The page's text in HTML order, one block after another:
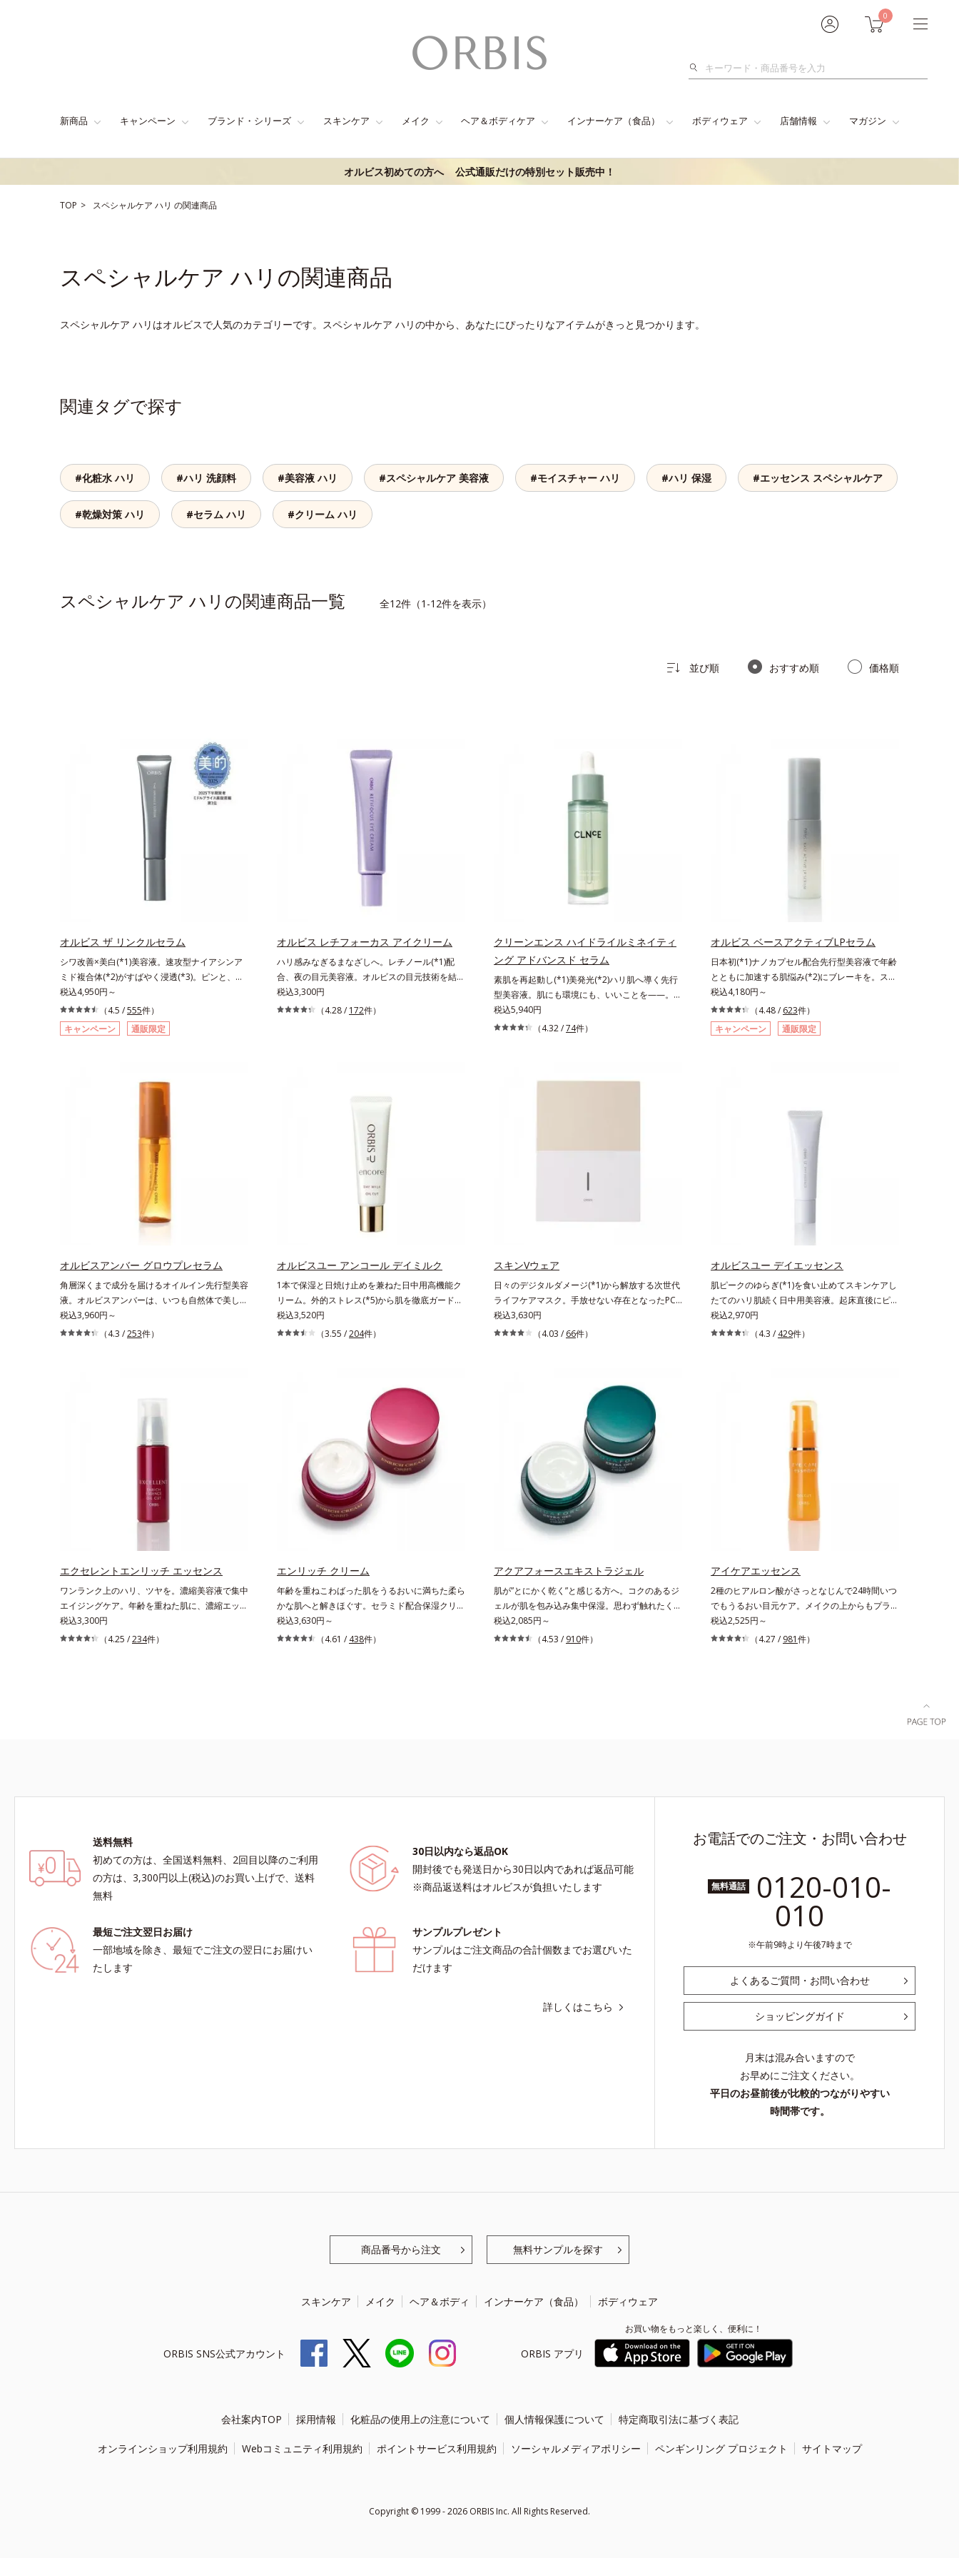
0
検
新商品 キャンペーン ブランド・シリーズ スキンケア メイク ヘア＆ボディケア インナーケア（食品） ボディウェア 店舗情報 マガジン
オルビス初めての方へ 公式通販だけの特別セット販売中！
TOP スペシャルケア ハリ の関連商品
スペシャルケア ハリの関連商品
スペシャルケア ハリはオルビスで人気のカテゴリーです。スペシャルケア ハリの中から、あなたにぴったりなアイテムがきっと見つかります。
関連タグで探す
#化粧水 ハリ #ハリ 洗顔料 #美容液 ハリ #スペシャルケア 美容液 #モイスチャー ハリ #ハリ 保湿 #エッセンス スペシャルケア
#乾燥対策 ハリ #セラム ハリ #クリーム ハリ
スペシャルケア ハリの関連商品一覧 全12件（1-12件を表示）
並び順 おすすめ順 価格順
オルビス ザ リンクルセラム
シワ改善×美白(*1)美容液。速攻型ナイアシンア
ミド複合体(*2)がすばやく浸透(*3)。ピンと、パ
ッと。大人の肌にハリ感を。シワ改善×美白(*1)
美容液。ポーラ化成 研究所の独自研究で見出し
た、速攻型ナイアシンアミド複合体(*2)と浸透サ
ポート成分(*4)を配合。シワ改善・美白の有効成
く届けます。真皮のコラーゲン産生を促進し、年
透型ハリ保湿成分(*6)で大人肌にハリ感をプラ
ス。するっと伸び広がるテクスチャーで、"顔全
体にご使用いただける設計"。見えているシワは
もちろん、自分では気づきにくい死角のシワの改
善にも効果を発揮します。*1 メラニンの生成を
抑え、シミ・ソバカスを防ぐ*2 ナイアシンアミ
ド（有効成分）、水添大豆リン脂質、フィトステ
K石けん素地、ホホバアルコール、トリステアリ
おける自社従来品処方との比較*6 ドクダミエキ
ス、シクロヘキサンジカルボン酸ビスエトキシジ
グリコール（保湿）＜使用量目安＞パール1粒程
度＜ご使用ステップ＞洗顔料 ⇒ 化粧水 ⇒ ザ リ
税込4,950円～
（4.5 /555件）
キャンペーン
通販限定
オルビス レチフォーカス アイクリーム
ハリ感みなぎるまなざしへ。レチノール(*1)配
合、夜の目元美容液。オルビスの目元技術を結集
し、ハリ感みなぎるまなざしへ。レチノール(*1)
配合の目元美容液です。目元悩みをマルチにケア
(*4)。夜のスキンケアの最後にプラスすることで
乾燥による小ジワを目立たなくし、ハリ感みなぎ
る目元を目指します。*1 レチノール配合＝保湿
成分*2 パルミトイルトリペプチド－5配合＝保湿
成分*3 ラウロイルグルタミン酸ジ（フィトステ
リル/オクチルドデシル）配合＝保湿成分*4 角層
税込3,300円
（4.28 / 172件）
クリーンエンス ハイドライルミネイティ
ング アドバンスド セラム
素肌を再起動し(*1)美発光(*2)ハリ肌へ導く先行
型美容液。肌にも環境にも、いいことを——。
「CLEANENCE（クリーンエンス）」が目指すの
は、まっさらな素肌と地球へのやさしさ。間引き
めるような加工を行う）」。不要とされるものを
税込5,940円
（4.32 /74件）
オルビス ベースアクティブLPセラム
日本初(*1)ナノカプセル配合先行型美容液で年齢
とともに加速する肌悩み(*2)にブレーキを。スキ
ンケアの打ち止め感に。年齢とともに加速する肌
悩み(*2)にブレーキをかけ、化粧水前の土台(*3)
づくりで、うるおいに満ち満ちた内側から弾むよ
うなハリ肌へ。化粧水は二度塗りしないと不
なじみやすい構造(*4)。内包した美容成分(*5)の
浸透をサポートし、角層すみずみをうるおいで満
たします。さらに“うるおいの通り道”を作って化
粧水のなじみ感をUP。化粧水前に使うことで、
普段の化粧水の手ごたえをより実感できる、しっ
とり整った肌状態へ。化粧水前に2プッシュ使う
だけで、うるおいのすき間にぐんぐん入り込み、
キス、ユズ果実エキス、水添レシチン、フィトス
テロールズ、（Ｃ１２－２０）アルキルグルコシ
ベースによる当社調べ）*2 うるおい不足など
*3 お手入れのファーストステップのこと*4
細胞間脂質に類似した構造*5 保湿成分
税込4,180円～
（4.48 / 623件）
キャンペーン
通販限定
オルビスアンバー グロウプレセラム
角層深くまで成分を届けるオイルイン先行型美容
液。オルビスアンバーは、いつも⾃然体で美しく
ありたいと願う⼤⼈世代に寄り添うブランドで
す。年齢印象研究に基づいた肌サイエンスで、複
オイルイン先⾏型美容液「オルビスアンバー グ
ロウプレセラム」は、オイル成分(*2)が肌に素早
透。ADセラミドミックスが肌をすこやかに整
ぐに使うことで、あとのオールインワンクリーム
の肌なじみを高め、うるおいとツヤのある肌を叶
えます。*1 肌にハリを与え若々しい印象*2
スクワラン、トリ（カプリル酸／カプリン酸）グ
税込3,960円～
（4.3 /253件）
オルビスユー アンコール デイミルク
1本で保湿と日焼け止めを兼ねた日中用高機能ク
リーム。外的ストレス(*5)から肌を徹底ガード。
諦めかけていたハリ不足、うるおい低下に先端科
学ケア(*1)でアプローチするエイジングケア(*2)
ラインなど、年齢を重ねるにつれハリ不足、うる
おい低下を感じやすい部位に働きかけ、ハリ感の
ある肌へ導きます。さらに、水でも油でもない第
3の成分、even wateroil（イーブンワテロイル）
を配合することにより、水でも油でも実現できな
かった、“濃密なうるおい感”と“ベタつかない”、
相反する2つの感触の両立に成功。ごわつく年齢
肌を柔肌に整え、未体験の肌感触を叶えます。
*1 保湿*2 年齢に応じたお手入れ *3 D.N.A.＝
Daily New Approach*4 HSP含有酵母エキス＝保
税込3,520円
（3.55 /204件）
スキンVウェア
日々のデジタルダメージ(*1)から解放する次世代
ライフケアマスク。手放せない存在となったPC
やスマートフォンなどのデジタルデバイス。現代
人のライフスタイルでは、1日（平日）になんと
が引き起こされ、肌のバリア機能が低下してしま
います。また、肌のハリ感が失われてしまう原因
にもなります。そこでオルビスはデジタルダメー
ジの根本原因に着目。「デバイスダメージ(*1)ク
リアエキス(*3)」を配合し、ブルーライトを浴び
ても揺らぎにくい肌へ整えます。また、スターフ
ルーツ葉エキス(*4)、ヘスベリジン(*5)配合で、
ほうれい線やフェイスラインにアプローチ。さら
に月桃葉エキス(*6)配合で肌のハリUPを目指し
ます。マスクシートにもこだわりました。引き上
げるのに最適なオルビスオリジナル形状のV字ア
ア(*7)。ストレッチ性の高いシートが肌にピタッ
と密着し、むくみにアプローチ(*7)します。新発
想(*8)のスキンVウェアで、日々のデジタルダメ
ージから解放。デバイスとの新しい付き合い方
の乱れ*2 2019年9月実施 グループインタビュー
税込3,630円
（4.03 / 66件）
オルビスユー デイエッセンス
肌ピークのゆらぎ(*1)を食い止めてスキンケアし
たてのハリ肌続く日中用美容液。起床直後にピー
クを迎え、夕方から夜にかけて徐々にダウンする
ハリのバイオリズムに着目した、オルビスユーシ
ットする成分を配合しており、外的刺激から肌を
守ります。肌の内側(*2)と外側、両方からのWア
プローチでゆらぎ(*1)を食い止め、夕方にかけて
ダウンしていくハリの低下を予防。朝の“ピーク
肌”が長時間続きます。UVカット効果と肌をトー
スキンケアにぴったり。オイルカットでベタつか
ないので、すぐにメイクが始められます。*1 乾
燥など *2 角層内 *3 ちり・ほこり等 *4 メイク
税込2,970円
（4.3 / 429件）
エクセレントエンリッチ エッセンス
ワンランク上のハリ、ツヤを。濃縮美容液で集中
エイジングケア。年齢を重ねた肌に、濃縮エッセ
ンスがさらにワンランク上のエイジングケア(*)
を。ハリ、ツヤを集中ケアする保湿成分・ローヤ
税込3,300円
（4.25 /234件）
エンリッチ クリーム
年齢を重ねこわばった肌をうるおいに満ちた柔ら
かな肌へと解きほぐす。セラミド配合保湿クリー
ム。うるおい続く柔らかな肌へ整える、エイジン
グケア(*1)保湿クリームです。塗っても塗っても
導きます。*1 年齢に応じたお手入れ*2 加水分解
税込3,630円～
（4.61 / 438件）
アクアフォースエキストラジェル
肌が”とにかく乾く”と感じる方へ。コクのあるジ
ェルが肌を包み込み集中保湿。思わず触れたくな
るような弾力のあるもち肌へ。毎日当たり前のよ
うに繰り返しているスキンケア。「バッチリうる
税込2,085円～
（4.53 / 910件）
アイケアエッセンス
2種のヒアルロン酸がさっとなじんで24時間いつ
でもうるおい目元ケア。メイクの上からもプラス
オンOK。「目元がカサつく、ハリがない、疲れ
て見える・・・」目元を見てドキッとした事はあ
めです。
税込2,525円～
（4.27 / 981件）
送料無料
初めての方は、全国送料無料、2回目以降のご利用
の方は、3,300円以上(税込)のお買い上げで、送料
無料
30日以内なら返品OK
開封後でも発送日から30日以内であれば返品可能
※商品返送料はオルビスが負担いたします
最短ご注文翌日お届け
一部地域を除き、最短でご注文の翌日にお届けい
たします
サンプルプレゼント
サンプルはご注文商品の合計個数までお選びいた
だけます
詳しくはこちら
お電話でのご注文・お問い合わせ
無料通話 0120-010-
010
午前9時より午後7時まで
よくあるご質問・お問い合わせ
ショッピングガイド
月末は混み合いますので
お早めにご注文ください。
平日のお昼前後が比較的つながりやすい
時間帯です。
商品番号から注文 無料サンプルを探す
スキンケア メイク ヘア＆ボディ インナーケア（食品） ボディウェア
ORBIS SNS公式アカウント ORBIS アプリ
お買い物をもっと楽しく、便利に！
会社案内TOP 採用情報 化粧品の使用上の注意について 個人情報保護について 特定商取引法に基づく表記
オンラインショップ利用規約 Webコミュニティ利用規約 ポイントサービス利用規約 ソーシャルメディアポリシー ペンギンリング プロジェクト サイトマップ
Copyright © 1999 - 2026 ORBIS Inc. All Rights Reserved.